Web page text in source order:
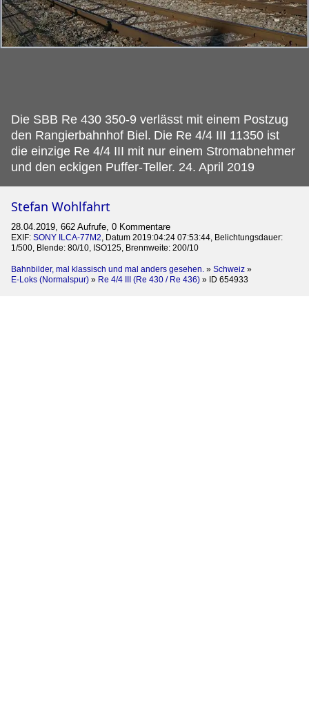
Die SBB Re 430 350-9 verlässt mit einem Postzug
den Rangierbahnhof Biel. Die Re 4/4 III 11350 ist
die einzige Re 4/4 III mit nur einem Stromabnehmer
und den eckigen Puffer-Teller. 24. April 2019
Stefan Wohlfahrt
28.04.2019, 662 Aufrufe, 0 Kommentare
EXIF: SONY ILCA-77M2 , Datum 2019:04:24 07:53:44, Belichtungsdauer:
1/500, Blende: 80/10, ISO125, Brennweite: 200/10
Bahnbilder, mal klassisch und mal anders gesehen. » Schweiz »
E-Loks (Normalspur) » Re 4/4 III (Re 430 / Re 436) » ID 654933